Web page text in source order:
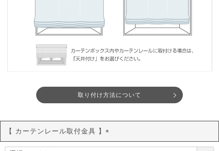
取り付け方法について
【 カーテンレール取付金具 】
(